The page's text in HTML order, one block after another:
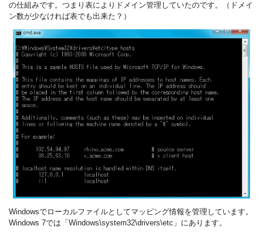
の仕組みです。つまり表によりドメイン管理していたのです。（ドメイ
ン数が少なければ表でも出来た？）
Windowsでローカルファイルとしてマッピング情報を管理しています。
Windows 7では「Windows\system32\drivers\etc」にあります。